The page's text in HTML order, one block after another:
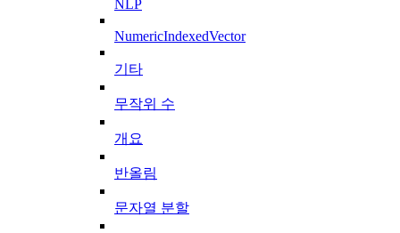
NLP
NumericIndexedVector
기타
무작위 수
개요
반올림
문자열 분할